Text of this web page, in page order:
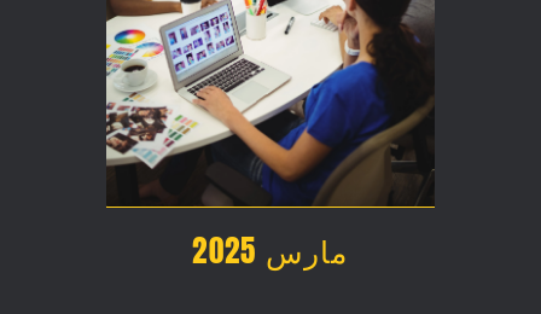
مارس 2025